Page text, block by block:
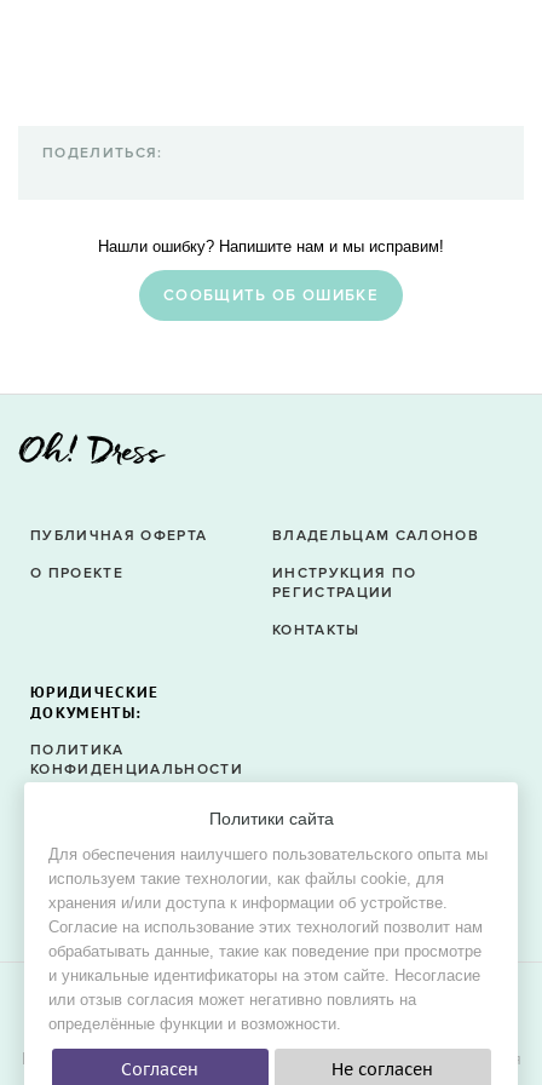
Нашли ошибку? Напишите нам и мы исправим!
CООБЩИТЬ ОБ ОШИБКЕ
ПОДЕЛИТЬСЯ:
Политики сайта
Для обеспечения наилучшего пользовательского опыта мы
используем такие технологии, как файлы cookie, для
хранения и/или доступа к информации об устройстве.
Согласие на использование этих технологий позволит нам
обрабатывать данные, такие как поведение при просмотре
и уникальные идентификаторы на этом сайте. Несогласие
или отзыв согласия может негативно повлиять на
определённые функции и возможности.
Согласен Не согласен
ПУБЛИЧНАЯ ОФЕРТА
О ПРОЕКТЕ
ВЛАДЕЛЬЦАМ САЛОНОВ
ИНСТРУКЦИЯ ПО
РЕГИСТРАЦИИ
КОНТАКТЫ
ЮРИДИЧЕСКИЕ
ДОКУМЕНТЫ:
ПОЛИТИКА
КОНФИДЕНЦИАЛЬНОСТИ
СОГЛАСИЕ НА ОБРАБОТКУ
ПЕРСОНАЛЬНЫХ ДАННЫХ
© 2015–2026 Oh! Dress — сервис поиска свадебных и
вечерних платьев в продаже и в аренду.
Цель проекта — обеспечить невестам наилучшие условия для